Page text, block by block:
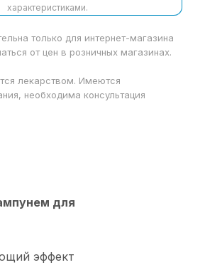
характеристиками.
только для интернет-магазина
от цен в розничных магазинах.
лекарством. Имеются
необходима консультация
для
эффект